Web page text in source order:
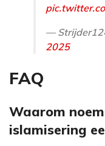
—
2025
FAQ
Waarom
islamisering